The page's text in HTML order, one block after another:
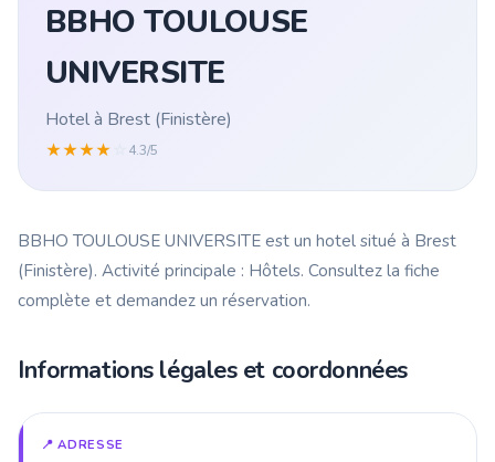
BBHO TOULOUSE
UNIVERSITE
Hotel à Brest (Finistère)
★★★★ 4.3/5
BBHO TOULOUSE UNIVERSITE est un hotel situé à Brest
(Finistère). Activité principale : Hôtels. Consultez la fiche
complète et demandez un réservation.
Informations légales et coordonnées
📍 ADRESSE